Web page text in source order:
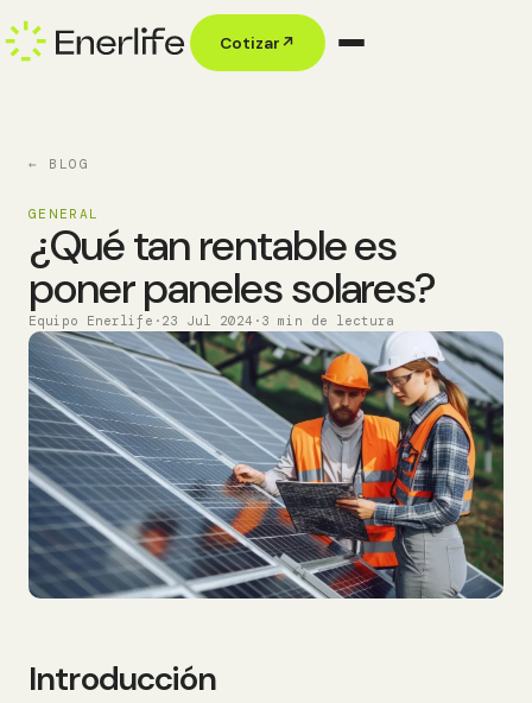
Cotizar↗
← BLOG
GENERAL
¿Qué tan rentable es
poner paneles solares?
Equipo Enerlife · 23 Jul 2024 · 3 min de lectura
Introducción